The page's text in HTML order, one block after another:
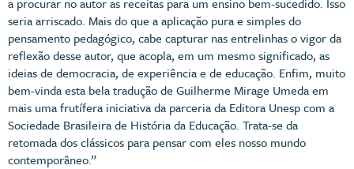
seria arriscado. Mais do que a aplicação pura e simples do
pensamento pedagógico, cabe capturar nas entrelinhas o vigor da
reflexão desse autor, que acopla, em um mesmo significado, as
ideias de democracia, de experiência e de educação. Enfim, muito
bem-vinda esta bela tradução de Guilherme Mirage Umeda em
mais uma frutífera iniciativa da parceria da Editora Unesp com a
Sociedade Brasileira de História da Educação. Trata-se da
retomada dos clássicos para pensar com eles nosso mundo
contemporâneo.”